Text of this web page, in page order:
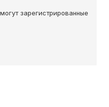
зарегистрированные